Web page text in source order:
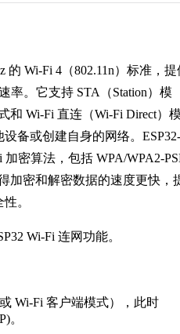
Wi-Fi 4（802.11n）标准，提
率。它支持 STA（Station）模
和 Wi-Fi 直连（Wi-Fi Direct）
备或创建自身的网络。ESP32-
加密算法，包括 WPA/WPA2-
加密和解密数据的速度更快，
。
Wi-Fi 连网功能。
Wi-Fi 客户端模式），此时
。